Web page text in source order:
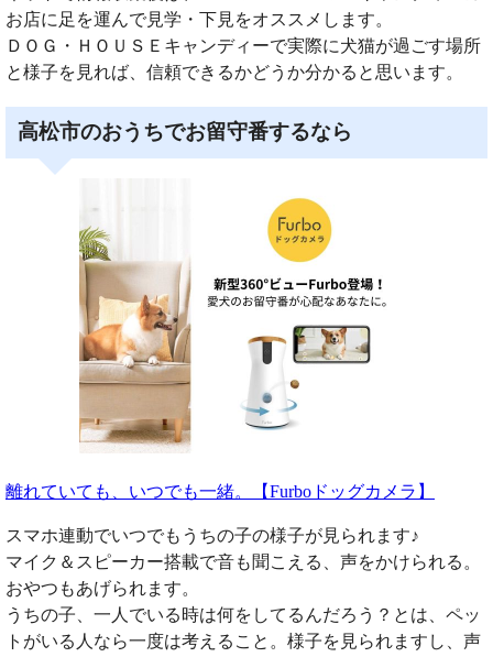
お店に足を運んで見学・下見をオススメします。
ＤＯＧ・ＨＯＵＳＥキャンディーで実際に犬猫が過ごす場所
と様子を見れば、信頼できるかどうか分かると思います。
高松市のおうちでお留守番するなら
離れていても、いつでも一緒。【Furboドッグカメラ】
スマホ連動でいつでもうちの子の様子が見られます♪
マイク＆スピーカー搭載で音も聞こえる、声をかけられる。
おやつもあげられます。
うちの子、一人でいる時は何をしてるんだろう？とは、ペッ
トがいる人なら一度は考えること。様子を見られますし、声